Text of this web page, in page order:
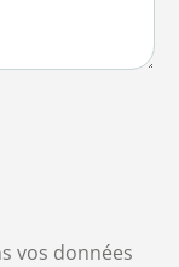
vos données